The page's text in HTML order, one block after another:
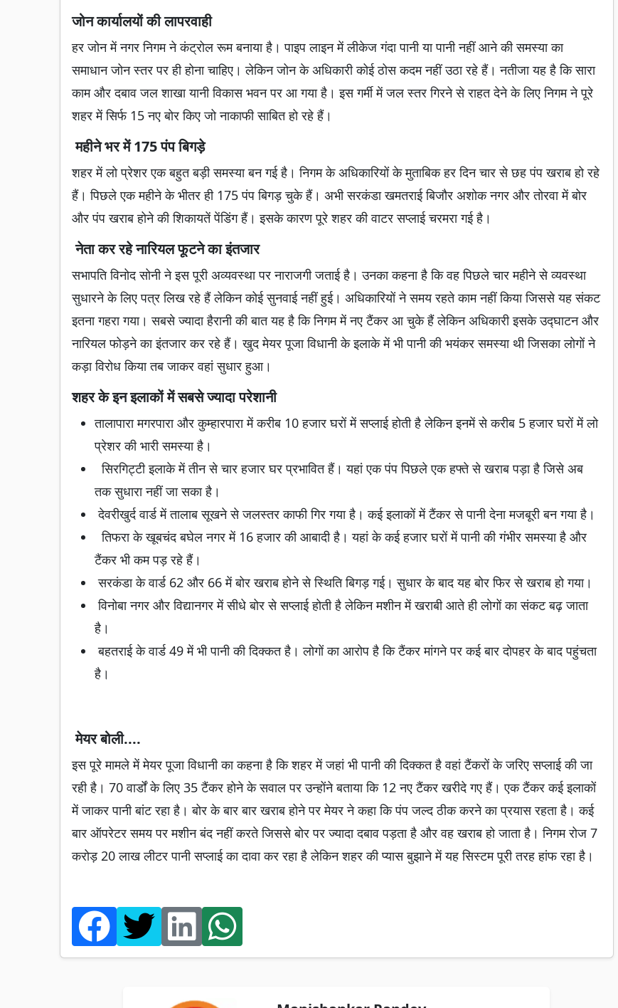
जोन कार्यालयों की लापरवाही
हर जोन में नगर निगम ने कंट्रोल रूम बनाया है। पाइप लाइन में लीकेज गंदा पानी या पानी नहीं आने की समस्या का
समाधान जोन स्तर पर ही होना चाहिए। लेकिन जोन के अधिकारी कोई ठोस कदम नहीं उठा रहे हैं। नतीजा यह है कि सारा
काम और दबाव जल शाखा यानी विकास भवन पर आ गया है। इस गर्मी में जल स्तर गिरने से राहत देने के लिए निगम ने पूरे
शहर में सिर्फ 15 नए बोर किए जो नाकाफी साबित हो रहे हैं।
महीने भर में 175 पंप बिगड़े
शहर में लो प्रेशर एक बहुत बड़ी समस्या बन गई है। निगम के अधिकारियों के मुताबिक हर दिन चार से छह पंप खराब हो रहे
हैं। पिछले एक महीने के भीतर ही 175 पंप बिगड़ चुके हैं। अभी सरकंडा खमतराई बिजौर अशोक नगर और तोरवा में बोर
और पंप खराब होने की शिकायतें पेंडिंग हैं। इसके कारण पूरे शहर की वाटर सप्लाई चरमरा गई है।
नेता कर रहे नारियल फूटने का इंतजार
सभापति विनोद सोनी ने इस पूरी अव्यवस्था पर नाराजगी जताई है। उनका कहना है कि वह पिछले चार महीने से व्यवस्था
सुधारने के लिए पत्र लिख रहे हैं लेकिन कोई सुनवाई नहीं हुई। अधिकारियों ने समय रहते काम नहीं किया जिससे यह संकट
इतना गहरा गया। सबसे ज्यादा हैरानी की बात यह है कि निगम में नए टैंकर आ चुके हैं लेकिन अधिकारी इसके उद्घाटन और
नारियल फोड़ने का इंतजार कर रहे हैं। खुद मेयर पूजा विधानी के इलाके में भी पानी की भयंकर समस्या थी जिसका लोगों ने
कड़ा विरोध किया तब जाकर वहां सुधार हुआ।
शहर के इन इलाकों में सबसे ज्यादा परेशानी
तालापारा मगरपारा और कुम्हारपारा में करीब 10 हजार घरों में सप्लाई होती है लेकिन इनमें से करीब 5 हजार घरों में लो
प्रेशर की भारी समस्या है।
सिरगिट्टी इलाके में तीन से चार हजार घर प्रभावित हैं। यहां एक पंप पिछले एक हफ्ते से खराब पड़ा है जिसे अब
तक सुधारा नहीं जा सका है।
देवरीखुर्द वार्ड में तालाब सूखने से जलस्तर काफी गिर गया है। कई इलाकों में टैंकर से पानी देना मजबूरी बन गया है।
तिफरा के खूबचंद बघेल नगर में 16 हजार की आबादी है। यहां के कई हजार घरों में पानी की गंभीर समस्या है और
टैंकर भी कम पड़ रहे हैं।
सरकंडा के वार्ड 62 और 66 में बोर खराब होने से स्थिति बिगड़ गई। सुधार के बाद यह बोर फिर से खराब हो गया।
विनोबा नगर और विद्यानगर में सीधे बोर से सप्लाई होती है लेकिन मशीन में खराबी आते ही लोगों का संकट बढ़ जाता
है।
बहतराई के वार्ड 49 में भी पानी की दिक्कत है। लोगों का आरोप है कि टैंकर मांगने पर कई बार दोपहर के बाद पहुंचता
है।
मेयर बोली....
इस पूरे मामले में मेयर पूजा विधानी का कहना है कि शहर में जहां भी पानी की दिक्कत है वहां टैंकरों के जरिए सप्लाई की जा
रही है। 70 वार्डों के लिए 35 टैंकर होने के सवाल पर उन्होंने बताया कि 12 नए टैंकर खरीदे गए हैं। एक टैंकर कई इलाकों
में जाकर पानी बांट रहा है। बोर के बार बार खराब होने पर मेयर ने कहा कि पंप जल्द ठीक करने का प्रयास रहता है। कई
बार ऑपरेटर समय पर मशीन बंद नहीं करते जिससे बोर पर ज्यादा दबाव पड़ता है और वह खराब हो जाता है। निगम रोज 7
करोड़ 20 लाख लीटर पानी सप्लाई का दावा कर रहा है लेकिन शहर की प्यास बुझाने में यह सिस्टम पूरी तरह हांफ रहा है।